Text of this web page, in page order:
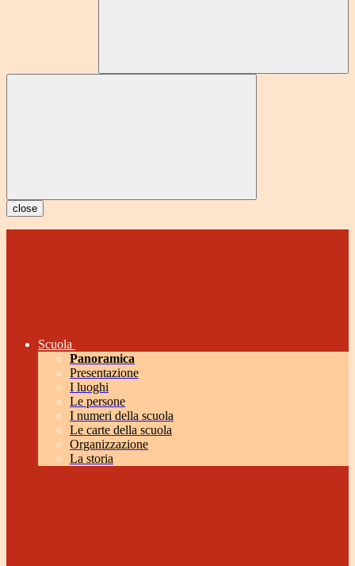
close
Scuola
Panoramica
Presentazione
I luoghi
Le persone
I numeri della scuola
Le carte della scuola
Organizzazione
La storia